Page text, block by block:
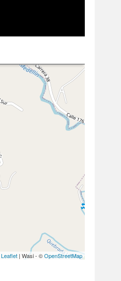
Leaflet | Wasi - ©OpenStreetMap